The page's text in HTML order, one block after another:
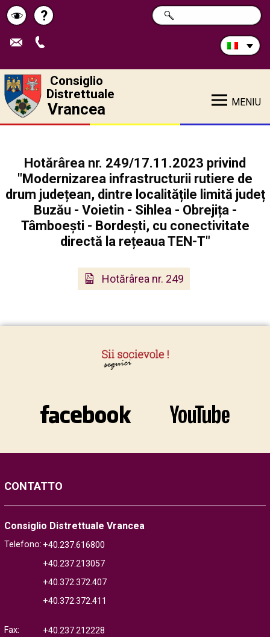
Schimbă
contrastul
Pagina
de
?
Cerca
nel
RICERCA
Consiglio
Distrettuale
Vrancea MENIU
Hotărârea nr. 249/17.11.2023 privind
"Modernizarea infrastructurii rutiere de
drum județean, dintre localitățile limită județ
Buzău - Voietin - Sihlea - Obrejița -
Tâmboești - Bordești, cu conectivitate
directă la rețeaua TEN-T"
Hotărârea nr. 249
CONTATTO
Consiglio Distrettuale Vrancea
Telefono: +40.237.616800
+40.237.213057
+40.372.372.407
+40.372.372.411
Fax:
+40.237.212228